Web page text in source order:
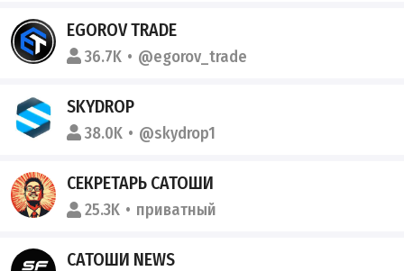
EGOROV TRADE
36.7K @egorov_trade
SKYDROP
38.0K @skydrop1
СЕКРЕТАРЬ САТОШИ
25.3K приватный
САТОШИ NEWS